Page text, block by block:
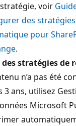
voir
des stratégies
pour
.
des stratégies de
n’a pas été
3 ans, utilisez
Microsoft